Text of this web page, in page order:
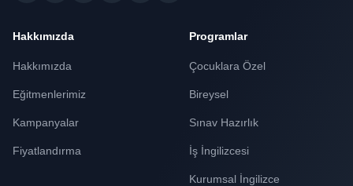
Hakkımızda
Hakkımızda
Eğitmenlerimiz
Kampanyalar
Fiyatlandırma
Programlar
Çocuklara Özel
Bireysel
Sınav Hazırlık
İş İngilizcesi
Kurumsal İngilizce